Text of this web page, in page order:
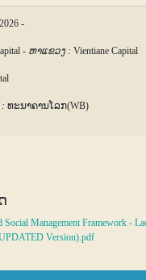
-
- ຫາແຂວງ : Vientiane Capital
ທະນາຄານໂລກ(WB)
Social Management Framework -
Version).pdf